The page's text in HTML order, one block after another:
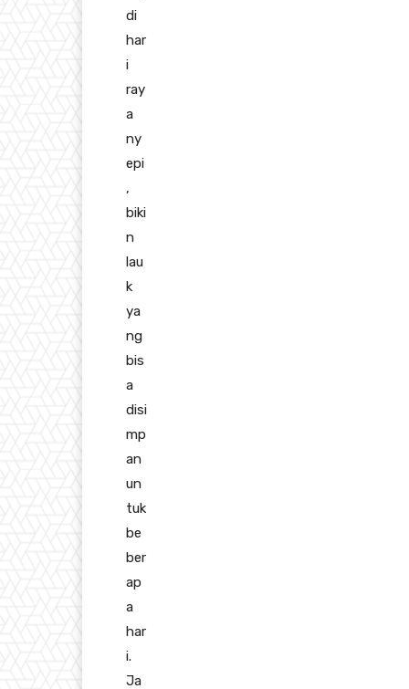
di
har
i
ray
a
ny
epi
,
biki
n
lau
k
ya
ng
bis
a
disi
mp
an
un
tuk
be
ber
ap
a
har
i.
Ja